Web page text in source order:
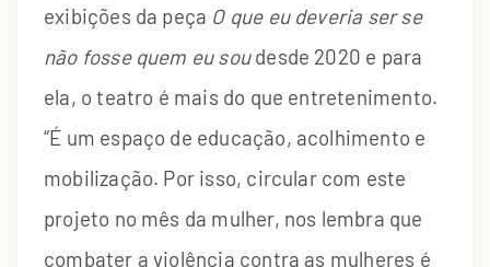
exibições da peça O que eu deveria ser se
não fosse quem eu soudesde 2020 e para
ela, o teatro é mais do que entretenimento.
“É um espaço de educação, acolhimento e
mobilização. Por isso, circular com este
projeto no mês da mulher, nos lembra que
combater a violência contra as mulheres é